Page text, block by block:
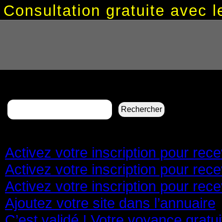
Consultation gratuite avec
Rechercher :
Activez votre inscription pour
Activez votre inscription pour
Activez votre inscription pour
Ajoutez votre site dans l’annuaire